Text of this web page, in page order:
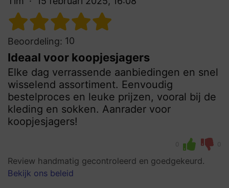
Beoordeling: 10
Ideaal voor koopjesjagers
Elke dag verrassende aanbiedingen en snel
wisselend assortiment. Eenvoudig
bestelproces en leuke prijzen, vooral bij de
kleding en sokken. Aanrader voor
koopjesjagers!
0 0
Review handmatig gecontroleerd en goedgekeurd.
Bekijk ons beleid